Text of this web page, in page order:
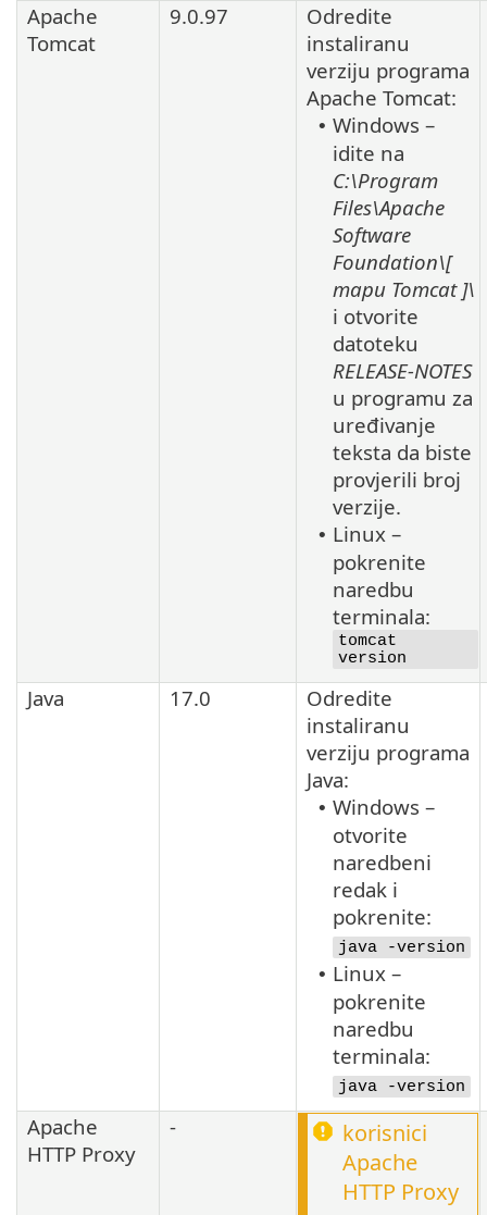
Apache
Tomcat
9.0.97
Odredite
instaliranu
verziju programa
Apache Tomcat:
• Windows –
idite na
C:\Program
Files\Apache
Software
Foundation\[
mapu Tomcat ]\
i otvorite
datoteku
RELEASE-NOTES
u programu za
uređivanje
teksta da biste
provjerili broj
verzije.
• Linux –
pokrenite
naredbu
terminala:
tomcat
version
Java 17.0
Odredite
instaliranu
verziju programa
Java:
• Windows –
otvorite
naredbeni
redak i
pokrenite:
java -version
• Linux –
pokrenite
naredbu
terminala:
java -version
Apache
HTTP Proxy
-
korisnici
Apache
HTTP Proxy